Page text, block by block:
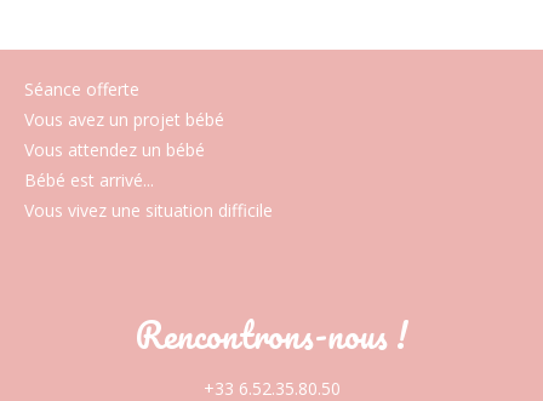
Séance offerte
Vous avez un projet bébé
Vous attendez un bébé
Bébé est arrivé...
Vous vivez une situation difficile
Rencontrons-nous !
+33 6.52.35.80.50